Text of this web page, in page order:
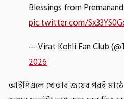
Blessings from
pic.twitter.com/
— Virat Kohli Fan Club
2026
আইপিএলে খেতাব জয়ের পরই মাঠে